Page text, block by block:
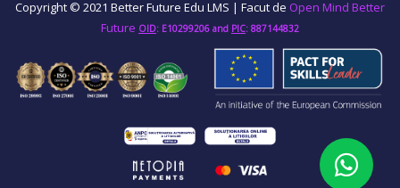
Copyright © 2021 Better Future Edu LMS | Facut de Open Mind Better
Future OID: E10299206 and PIC: 887144832